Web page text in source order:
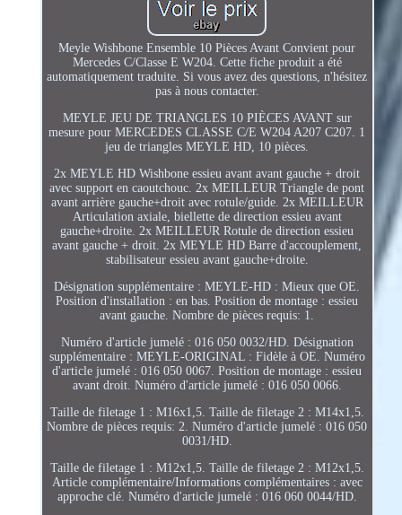
Meyle Wishbone Ensemble 10 Pièces Avant Convient pour
Mercedes C/Classe E W204. Cette fiche produit a été
automatiquement traduite. Si vous avez des questions, n'hésitez
pas à nous contacter.
MEYLE JEU DE TRIANGLES 10 PIÈCES AVANT sur
mesure pour MERCEDES CLASSE C/E W204 A207 C207. 1
jeu de triangles MEYLE HD, 10 pièces.
2x MEYLE HD Wishbone essieu avant avant gauche + droit
avec support en caoutchouc. 2x MEILLEUR Triangle de pont
avant arrière gauche+droit avec rotule/guide. 2x MEILLEUR
Articulation axiale, biellette de direction essieu avant
gauche+droite. 2x MEILLEUR Rotule de direction essieu
avant gauche + droit. 2x MEYLE HD Barre d'accouplement,
stabilisateur essieu avant gauche+droite.
Désignation supplémentaire : MEYLE-HD : Mieux que OE.
Position d'installation : en bas. Position de montage : essieu
avant gauche. Nombre de pièces requis: 1.
Numéro d'article jumelé : 016 050 0032/HD. Désignation
supplémentaire : MEYLE-ORIGINAL : Fidèle à OE. Numéro
d'article jumelé : 016 050 0067. Position de montage : essieu
avant droit. Numéro d'article jumelé : 016 050 0066.
Taille de filetage 1 : M16x1,5. Taille de filetage 2 : M14x1,5.
Nombre de pièces requis: 2. Numéro d'article jumelé : 016 050
0031/HD.
Taille de filetage 1 : M12x1,5. Taille de filetage 2 : M12x1,5.
Article complémentaire/Informations complémentaires : avec
approche clé. Numéro d'article jumelé : 016 060 0044/HD.